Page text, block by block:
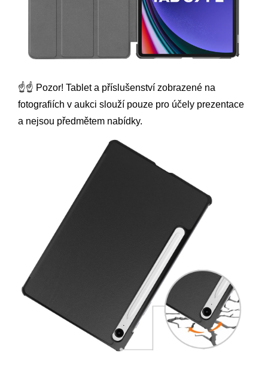
☝️☝️ Pozor! Tablet a příslušenství zobrazené na
fotografiích v aukci slouží pouze pro účely prezentace
a nejsou předmětem nabídky.